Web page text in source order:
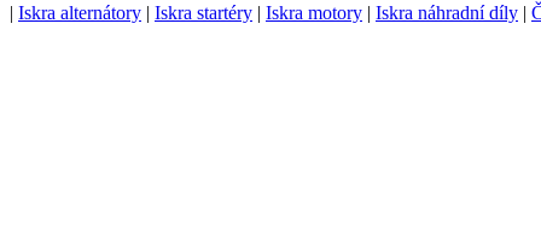
| Iskra alternátory | Iskra startéry | Iskra motory | Iskra náhradní díly |